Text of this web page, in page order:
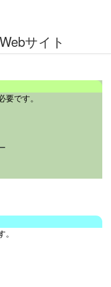
サイト
です。